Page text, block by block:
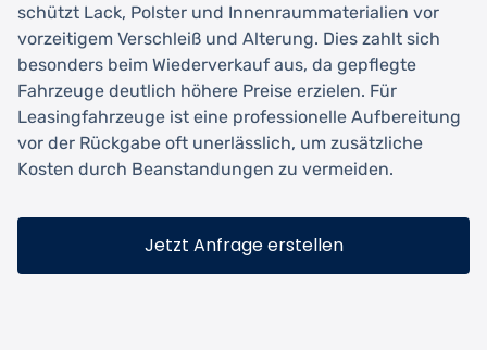
schützt Lack, Polster und Innenraummaterialien vor
vorzeitigem Verschleiß und Alterung. Dies zahlt sich
besonders beim Wiederverkauf aus, da gepflegte
Fahrzeuge deutlich höhere Preise erzielen. Für
Leasingfahrzeuge ist eine professionelle Aufbereitung
vor der Rückgabe oft unerlässlich, um zusätzliche
Kosten durch Beanstandungen zu vermeiden.
Jetzt Anfrage erstellen